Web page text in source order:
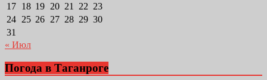
17 18 19 20 21 22 23
24 25 26 27 28 29 30
31
« Июл
Погода в Таганроге